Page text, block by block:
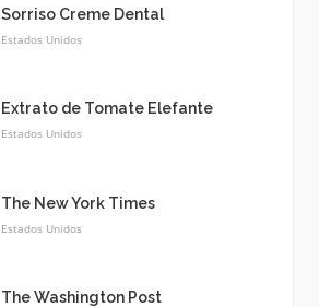
Sorriso Creme Dental
Estados Unidos
Extrato de Tomate Elefante
Estados Unidos
The New York Times
Estados Unidos
The Washington Post